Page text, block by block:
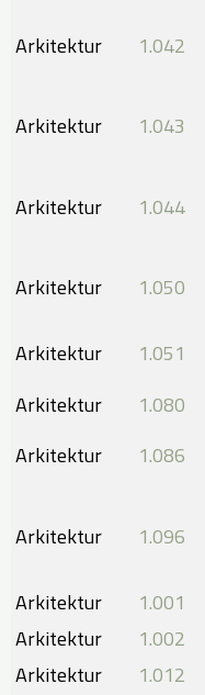
Arkitektur 1.042
Arkitektur 1.043
Arkitektur 1.044
Arkitektur 1.050
Arkitektur 1.051
Arkitektur
​1.080
Arkitektur
1.086
Arkitektur 1.096
Arkitektur 1.001
Arkitektur
1.002
Arkitektur
1.012